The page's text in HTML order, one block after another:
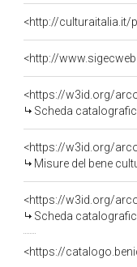
<http://culturaitalia.it/
<https://w3id.org/
Scheda
<https://w3id.org/
Misure del bene
<https://w3id.org/
Scheda
<https://